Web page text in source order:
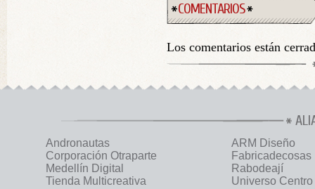
COMENTARIOS
Los comentarios están
Andronautas
ARM Diseño
Corporación Otraparte
Fabricadecosas
Medellín Digital
Rabodeají
Tienda Multicreativa
Universo Centro